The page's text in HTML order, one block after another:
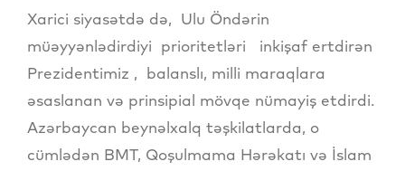
Xarici siyasətdə də, Ulu Öndərin
müəyyənlədirdiyi prioritetləri inkişaf ertdirən
Prezidentimiz , balanslı, milli maraqlara
əsaslanan və prinsipial mövqe nümayiş etdirdi.
Azərbaycan beynəlxalq təşkilatlarda, o
cümlədən BMT, Qoşulmama Hərəkatı və İslam